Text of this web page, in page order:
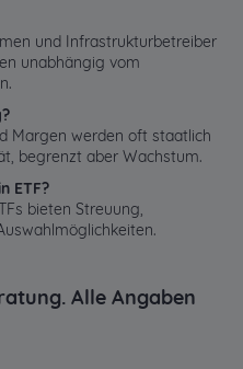
und Infrastrukturbetreiber
unabhängig vom
Margen werden oft staatlich
begrenzt aber Wachstum.
ETF?
bieten Streuung,
Alle Angaben